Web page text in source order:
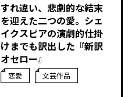
すれ違い、悲劇的な結末
を迎えた二つの愛。シェ
イクスピアの演劇的仕掛
けまでも訳出した『新訳
オセロー』
恋愛 文芸作品